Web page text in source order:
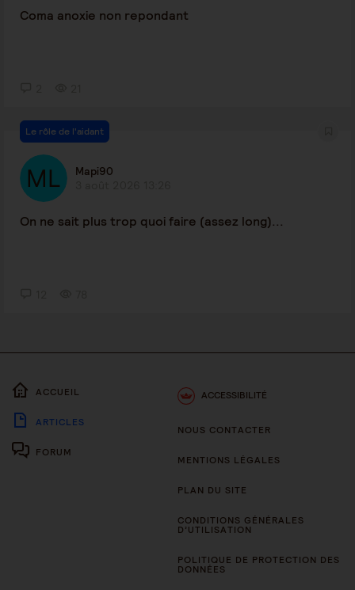
Coma anoxie non repondant
Le rôle de l'aidant
Mapi90
On ne sait plus trop quoi faire (assez long)...
ACCUEIL
ARTICLES
FORUM
ACCESSIBILITÉ
NOUS CONTACTER
MENTIONS LÉGALES
PLAN DU SITE
CONDITIONS GÉNÉRALES
D’UTILISATION
POLITIQUE DE PROTECTION DES
DONNÉES